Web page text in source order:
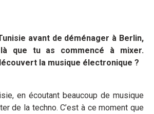
avant de déménager à Berlin,
que tu as commencé à mixer.
la musique électronique ?
en écoutant beaucoup de musique
de la techno. C’est à ce moment que